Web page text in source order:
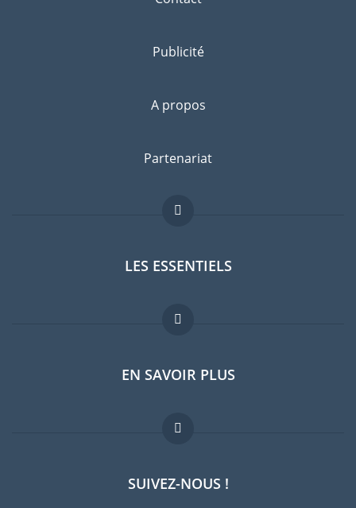
Publicité
A propos
Partenariat
LES ESSENTIELS
Forum expatriés
Guides pays
Offres d'emploi
EN SAVOIR PLUS
FAQ
Experts
SUIVEZ-NOUS !